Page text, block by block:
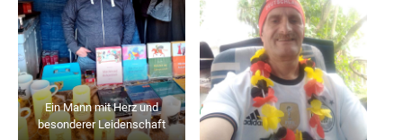
Ein Mann mit Herz und
besonderer Leidenschaft